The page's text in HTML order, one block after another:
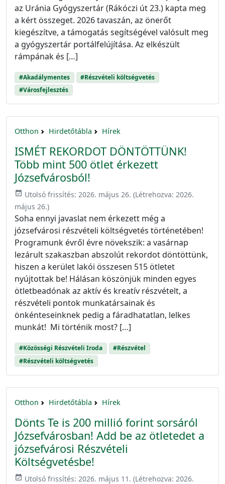
az Uránia Gyógyszertár (Rákóczi út 23.) kapta meg
a kért összeget. 2026 tavaszán, az önerőt
kiegészítve, a támogatás segítségével valósult meg
a gyógyszertár portálfelújítása. Az elkészült
rámpának és […]
#Akadálymentes
#Részvételi költségvetés
#Városfejlesztés
Otthon Hirdetőtábla Hírek
ISMÉT REKORDOT DÖNTÖTTÜNK!
Több mint 500 ötlet érkezett
Józsefvárosból!
event_available Utolsó frissítés: 2026. május 26. (Létrehozva: 2026.
május 26.)
Soha ennyi javaslat nem érkezett még a
józsefvárosi részvételi költségvetés történetében!
Programunk évről évre növekszik: a vasárnap
lezárult szakaszban abszolút rekordot döntöttünk,
hiszen a kerület lakói összesen 515 ötletet
nyújtottak be! Hálásan köszönjük minden egyes
ötletbeadónak az aktív és kreatív részvételt, a
részvételi pontok munkatársainak és
önkénteseinknek pedig a fáradhatatlan, lelkes
munkát! Mi történik most? […]
#Közösségi Részvételi Iroda
#Részvétel
#Részvételi költségvetés
Otthon Hirdetőtábla Hírek
Dönts Te is 200 millió forint sorsáról
Józsefvárosban! Add be az ötletedet a
józsefvárosi Részvételi
Költségvetésbe!
event_available Utolsó frissítés: 2026. május 11. (Létrehozva: 2026.